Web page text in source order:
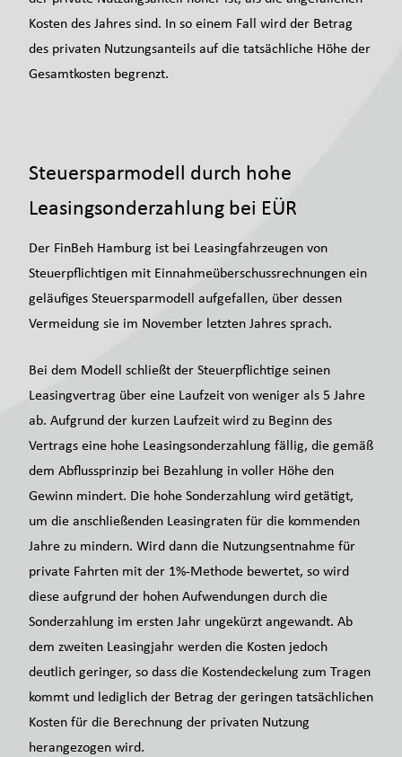
Kosten des Jahres sind. In so einem Fall wird der Betrag
des privaten Nutzungsanteils auf die tatsächliche Höhe der
Gesamtkosten begrenzt.
Steuersparmodell durch hohe
Leasingsonderzahlung bei EÜR
Der FinBeh Hamburg ist bei Leasingfahrzeugen von
Steuerpflichtigen mit Einnahmeüberschussrechnungen ein
geläufiges Steuersparmodell aufgefallen, über dessen
Vermeidung sie im November letzten Jahres sprach.
Bei dem Modell schließt der Steuerpflichtige seinen
Leasingvertrag über eine Laufzeit von weniger als 5 Jahre
ab. Aufgrund der kurzen Laufzeit wird zu Beginn des
Vertrags eine hohe Leasingsonderzahlung fällig, die gemäß
dem Abflussprinzip bei Bezahlung in voller Höhe den
Gewinn mindert. Die hohe Sonderzahlung wird getätigt,
um die anschließenden Leasingraten für die kommenden
Jahre zu mindern. Wird dann die Nutzungsentnahme für
private Fahrten mit der 1%-Methode bewertet, so wird
diese aufgrund der hohen Aufwendungen durch die
Sonderzahlung im ersten Jahr ungekürzt angewandt. Ab
dem zweiten Leasingjahr werden die Kosten jedoch
deutlich geringer, so dass die Kostendeckelung zum Tragen
kommt und lediglich der Betrag der geringen tatsächlichen
Kosten für die Berechnung der privaten Nutzung
herangezogen wird.